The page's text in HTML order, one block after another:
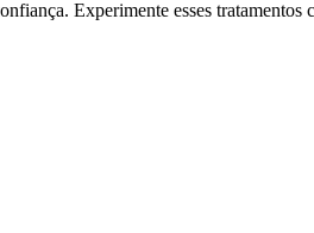
Experimente esses tratamentos